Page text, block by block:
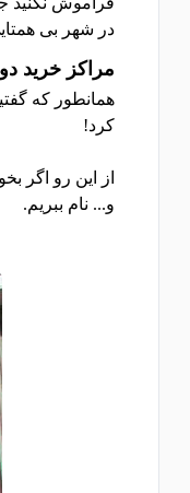
در شهر بی
مراکز خرید
همانطور که
کرد!
از این رو اگر
و... نام ببریم.